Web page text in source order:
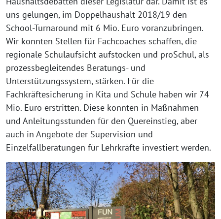
uns gelungen, im Doppelhaushalt 2018/19 den
School-Turnaround mit 6 Mio. Euro voranzubringen.
Wir konnten Stellen für Fachcoaches schaffen, die
regionale Schulaufsicht aufstocken und proSchul, als
prozessbegleitendes Beratungs- und
Unterstützungssystem, stärken. Für die
Fachkräftesicherung in Kita und Schule haben wir 74
Mio. Euro erstritten. Diese konnten in Maßnahmen
und Anleitungsstunden für den Quereinstieg, aber
auch in Angebote der Supervision und
Einzelfallberatungen für Lehrkräfte investiert werden.